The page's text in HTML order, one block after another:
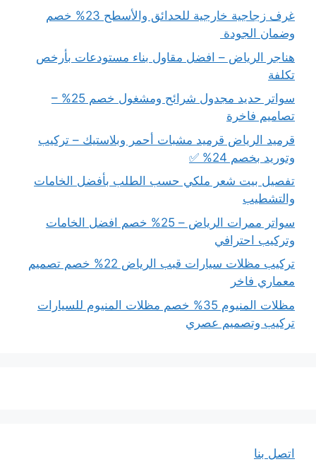
غرف زجاجية خارجية للحدائق والأسطح 23% خصم
وضمان الجودة
هناجر الرياض – افضل مقاول بناء مستودعات بأرخص
تكلفة
سواتر حديد مجدول شرائح ومشغول خصم 25% –
تصاميم فاخرة
قرميد الرياض قرميد مشبات أحمر وبلاستيك – تركيب
وتوريد بخصم 24% ✅
تفصيل بيت شعر ملكي حسب الطلب بأفضل الخامات
والتشطيب
سواتر ممرات الرياض – 25% خصم افضل الخامات
وتركيب احترافي
تركيب مظلات سيارات قبب الرياض 22% خصم تصميم
معماري فاخر
مظلات المنيوم 35% خصم مظلات المنيوم للسيارات
تركيب وتصميم عصري
اتصل بنا